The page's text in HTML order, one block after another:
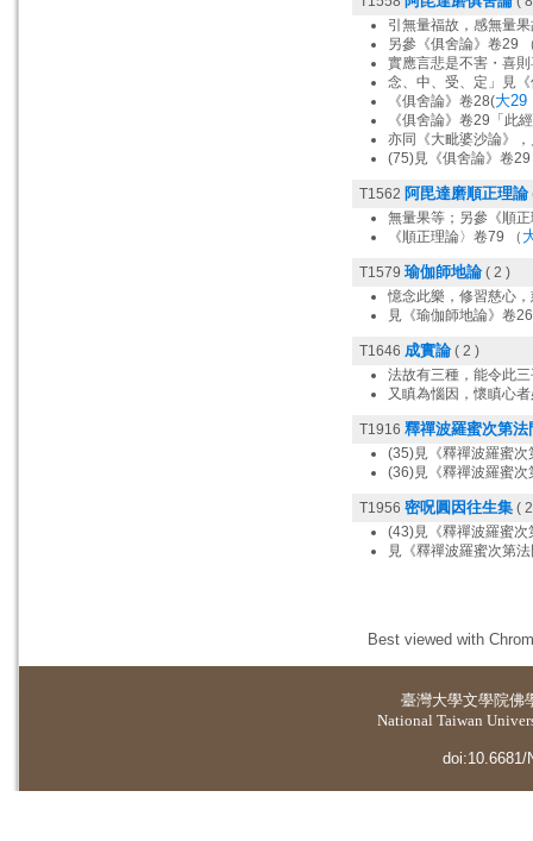
引無量福故，感無量
另參《俱舍論》卷29
實應言悲是不害・喜
念、中、受、定」見
《俱舍論》卷28(大29
《俱舍論》卷29「此
亦同《大毗婆沙論》
(75)見《俱舍論》卷29
T1562 阿毘達磨順正理論
無量果等；另參《順
《順正理論〉卷79 （
T1579 瑜伽師地論 ( 2 )
憶念此樂，修習慈心
見《瑜伽師地論》卷
T1646 成實論 ( 2 )
法故有三種，能令此
又瞋為惱因，懷瞋心
T1916 釋禪波羅蜜次第法
(35)見《釋禪波羅蜜次
(36)見《釋禪波羅蜜次
T1956 密呪圓因往生集 (
(43)見《釋禪波羅蜜次
見《釋禪波羅蜜次第
Best viewed with
臺灣大學文學院佛
National Taiwan
doi:10.6681/